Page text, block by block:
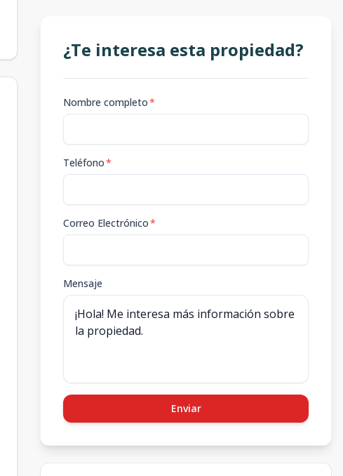
¿Te interesa esta propiedad?
Nombre completo*
Teléfono*
Correo Electrónico*
Mensaje
Enviar